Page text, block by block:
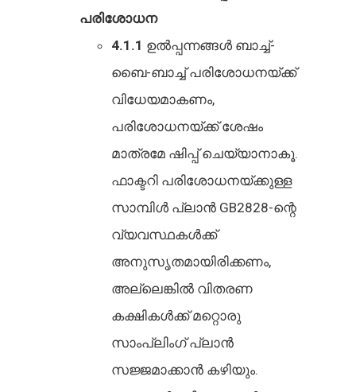
പരിശോധന
4.1.1 ഉൽപ്പന്നങ്ങൾ ബാച്ച്-
ബൈ-ബാച്ച് പരിശോധനയ്ക്ക്
വിധേയമാകണം,
പരിശോധനയ്ക്ക് ശേഷം
മാത്രമേ ഷിപ്പ് ചെയ്യാനാകൂ.
ഫാക്ടറി പരിശോധനയ്ക്കുള്ള
സാമ്പിൾ പ്ലാൻ GB2828-ന്റെ
വ്യവസ്ഥകൾക്ക്
അനുസൃതമായിരിക്കണം,
അല്ലെങ്കിൽ വിതരണ
കക്ഷികൾക്ക് മറ്റൊരു
സാംപ്ലിംഗ് പ്ലാൻ
സജ്ജമാക്കാൻ കഴിയും.